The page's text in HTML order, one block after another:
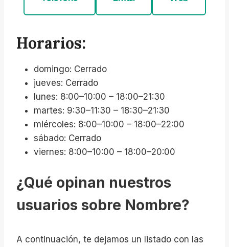
Horarios:
domingo: Cerrado
jueves: Cerrado
lunes: 8:00–10:00 – 18:00–21:30
martes: 9:30–11:30 – 18:30–21:30
miércoles: 8:00–10:00 – 18:00–22:00
sábado: Cerrado
viernes: 8:00–10:00 – 18:00–20:00
¿Qué opinan nuestros
usuarios sobre Nombre?
A continuación, te dejamos un listado con las